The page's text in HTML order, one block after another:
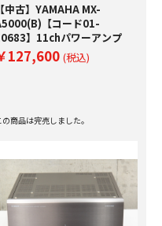
【中古】YAMAHA MX-
【コード01-
】11chパワーアンプ
127,600 (税込)
の商品は完売しました。